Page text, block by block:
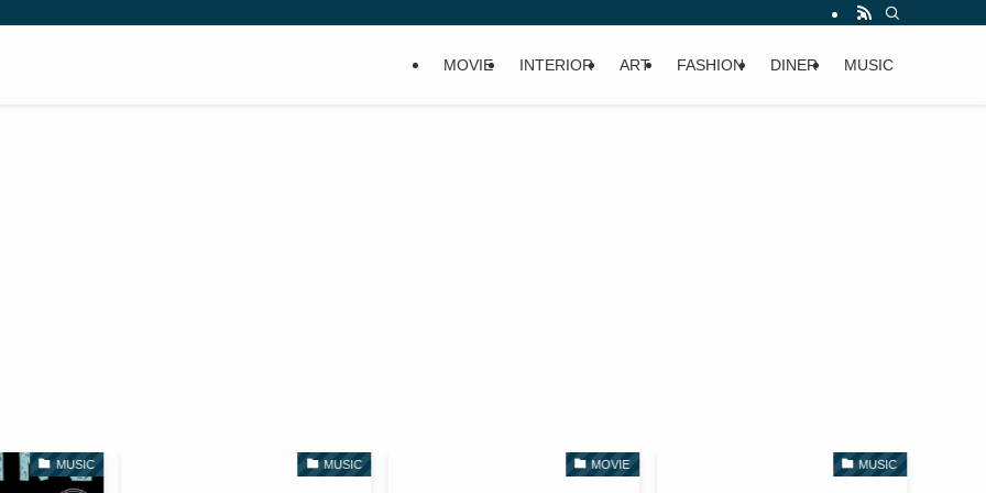
MOVIE INTERIOR ART FASHION DINER MUSIC
MUSIC MUSIC MOVIE MUSIC